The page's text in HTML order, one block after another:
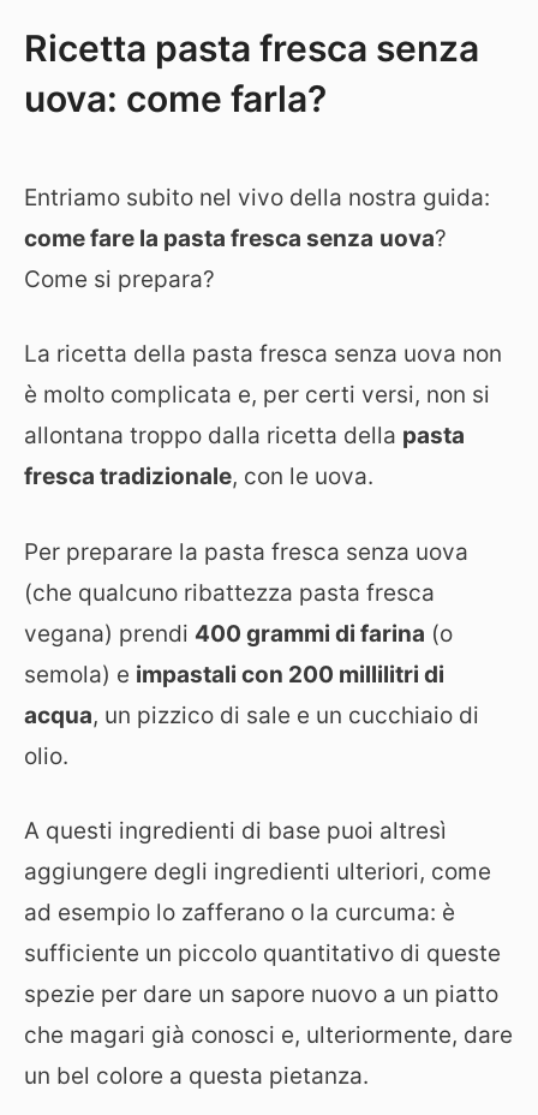
Ricetta pasta fresca senza
uova: come farla?
Entriamo subito nel vivo della nostra guida:
come fare la pasta fresca senza uova?
Come si prepara?
La ricetta della pasta fresca senza uova non
è molto complicata e, per certi versi, non si
allontana troppo dalla ricetta della pasta
fresca tradizionale, con le uova.
Per preparare la pasta fresca senza uova
(che qualcuno ribattezza pasta fresca
vegana) prendi 400 grammi di farina (o
semola) e impastali con 200 millilitri di
acqua, un pizzico di sale e un cucchiaio di
olio.
A questi ingredienti di base puoi altresì
aggiungere degli ingredienti ulteriori, come
ad esempio lo zafferano o la curcuma: è
sufficiente un piccolo quantitativo di queste
spezie per dare un sapore nuovo a un piatto
che magari già conosci e, ulteriormente, dare
un bel colore a questa pietanza.